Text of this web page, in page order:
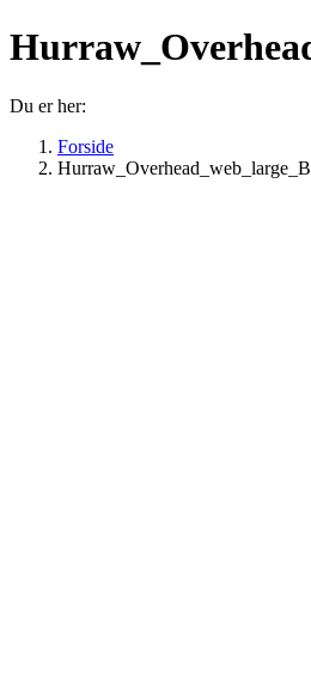
Du er her:
Forside